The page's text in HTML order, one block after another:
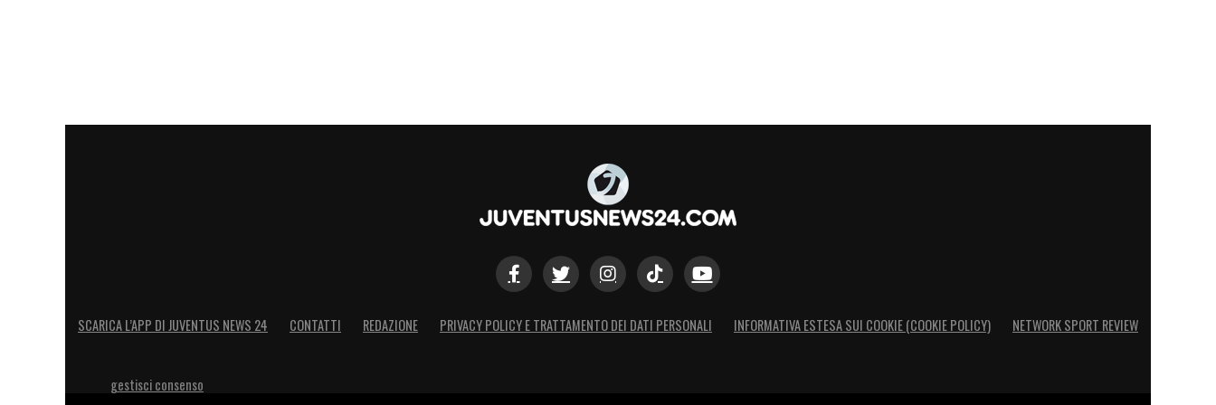
SCARICA L’APP DI JUVENTUS NEWS 24 CONTATTI REDAZIONE PRIVACY POLICY E TRATTAMENTO DEI DATI PERSONALI INFORMATIVA ESTESA SUI COOKIE (COOKIE POLICY) NETWORK SPORT REVIEW
gestisci consenso